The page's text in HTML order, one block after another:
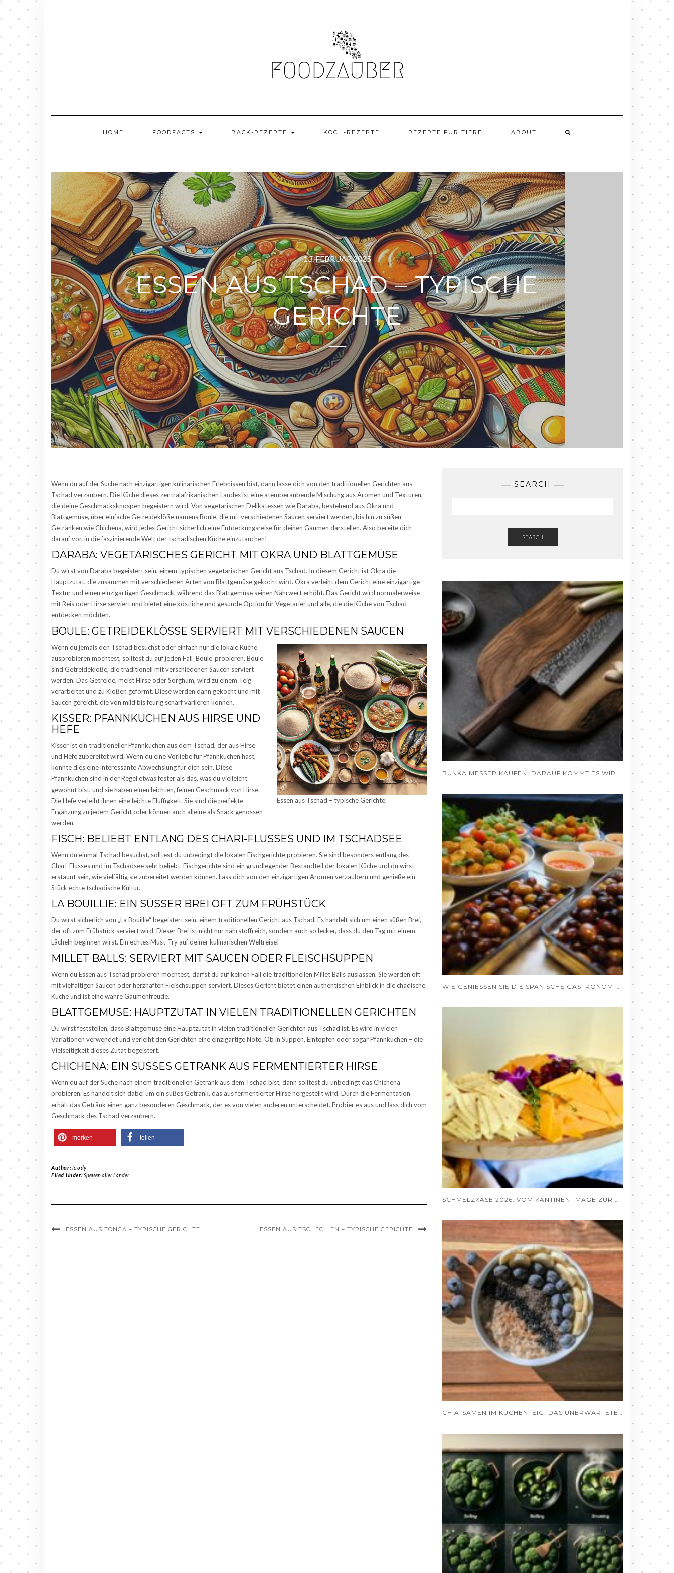
Skip
content
HOME FOODFACTS BACK-REZEPTE KOCH-REZEPTE REZEPTE FÜR TIERE ABOUT
13. FEBRUAR 2025
ESSEN AUS TSCHAD – TYPISCHE
GERICHTE
Wenn du auf der Suche nach einzigartigen kulinarischen Erlebnissen bist, dann lasse dich von den traditionellen Gerichten aus
Tschad verzaubern. Die Küche dieses zentralafrikanischen Landes ist eine atemberaubende Mischung aus Aromen und Texturen,
die deine Geschmacksknospen begeistern wird. Von vegetarischen Delikatessen wie Daraba, bestehend aus Okra und
Blattgemüse, über einfache Getreideklöße namens Boule, die mit verschiedenen Saucen serviert werden, bis hin zu süßen
Getränken wie Chichena, wird jedes Gericht sicherlich eine Entdeckungsreise für deinen Gaumen darstellen. Also bereite dich
darauf vor, in die faszinierende Welt der tschadischen Küche einzutauchen!
DARABA: VEGETARISCHES GERICHT MIT OKRA UND BLATTGEMÜSE
Du wirst von Daraba begeistert sein, einem typischen vegetarischen Gericht aus Tschad. In diesem Gericht ist Okra die
Hauptzutat, die zusammen mit verschiedenen Arten von Blattgemüse gekocht wird. Okra verleiht dem Gericht eine einzigartige
Textur und einen einzigartigen Geschmack, während das Blattgemüse seinen Nährwert erhöht. Das Gericht wird normalerweise
mit Reis oder Hirse serviert und bietet eine köstliche und gesunde Option für Vegetarier und alle, die die Küche von Tschad
entdecken möchten.
BOULE: GETREIDEKLÖSSE SERVIERT MIT VERSCHIEDENEN SAUCEN
Essen aus Tschad – typische Gerichte
Wenn du jemals den Tschad besuchst oder einfach nur die lokale Küche
ausprobieren möchtest, solltest du auf jeden Fall ‚Boule‘ probieren. Boule
sind Getreideklöße, die traditionell mit verschiedenen Saucen serviert
werden. Das Getreide, meist Hirse oder Sorghum, wird zu einem Teig
verarbeitet und zu Klößen geformt. Diese werden dann gekocht und mit
Saucen gereicht, die von mild bis feurig scharf variieren können.
KISSER: PFANNKUCHEN AUS HIRSE UND
HEFE
Kisser ist ein traditioneller Pfannkuchen aus dem Tschad, der aus Hirse
und Hefe zubereitet wird. Wenn du eine Vorliebe für Pfannkuchen hast,
könnte dies eine interessante Abwechslung für dich sein. Diese
Pfannkuchen sind in der Regel etwas fester als das, was du vielleicht
gewohnt bist, und sie haben einen leichten, feinen Geschmack von Hirse.
Die Hefe verleiht ihnen eine leichte Fluffigkeit. Sie sind die perfekte
Ergänzung zu jedem Gericht oder können auch alleine als Snack genossen
werden.
FISCH: BELIEBT ENTLANG DES CHARI-FLUSSES UND IM TSCHADSEE
Wenn du einmal Tschad besuchst, solltest du unbedingt die lokalen Fischgerichte probieren. Sie sind besonders entlang des
Chari-Flusses und im Tschadsee sehr beliebt. Fischgerichte sind ein grundlegender Bestandteil der lokalen Küche und du wirst
erstaunt sein, wie vielfältig sie zubereitet werden können. Lass dich von den einzigartigen Aromen verzaubern und genieße ein
Stück echte tschadische Kultur.
LA BOUILLIE: EIN SÜSSER BREI OFT ZUM FRÜHSTÜCK
Du wirst sicherlich von „La Bouillie“ begeistert sein, einem traditionellen Gericht aus Tschad. Es handelt sich um einen süßen Brei,
der oft zum Frühstück serviert wird. Dieser Brei ist nicht nur nährstoffreich, sondern auch so lecker, dass du den Tag mit einem
Lächeln beginnen wirst. Ein echtes Must-Try auf deiner kulinarischen Weltreise!
MILLET BALLS: SERVIERT MIT SAUCEN ODER FLEISCHSUPPEN
Wenn du Essen aus Tschad probieren möchtest, darfst du auf keinen Fall die traditionellen Millet Balls auslassen. Sie werden oft
mit vielfältigen Saucen oder herzhaften Fleischsuppen serviert. Dieses Gericht bietet einen authentischen Einblick in die chadische
Küche und ist eine wahre Gaumenfreude.
BLATTGEMÜSE: HAUPTZUTAT IN VIELEN TRADITIONELLEN GERICHTEN
Du wirst feststellen, dass Blattgemüse eine Hauptzutat in vielen traditionellen Gerichten aus Tschad ist. Es wird in vielen
Variationen verwendet und verleiht den Gerichten eine einzigartige Note. Ob in Suppen, Eintöpfen oder sogar Pfannkuchen – die
Vielseitigkeit dieses Zutat begeistert.
CHICHENA: EIN SÜSSES GETRÄNK AUS FERMENTIERTER HIRSE
Wenn du auf der Suche nach einem traditionellen Getränk aus dem Tschad bist, dann solltest du unbedingt das Chichena
probieren. Es handelt sich dabei um ein süßes Getränk, das aus fermentierter Hirse hergestellt wird. Durch die Fermentation
erhält das Getränk einen ganz besonderen Geschmack, der es von vielen anderen unterscheidet. Probier es aus und lass dich vom
Geschmack des Tschad verzaubern.
merken teilen
Author:foody
Filed Under:Speisen aller Länder
ESSEN AUS TONGA – TYPISCHE GERICHTE ESSEN AUS TSCHECHIEN – TYPISCHE GERICHTE
SEARCH
SEARCH